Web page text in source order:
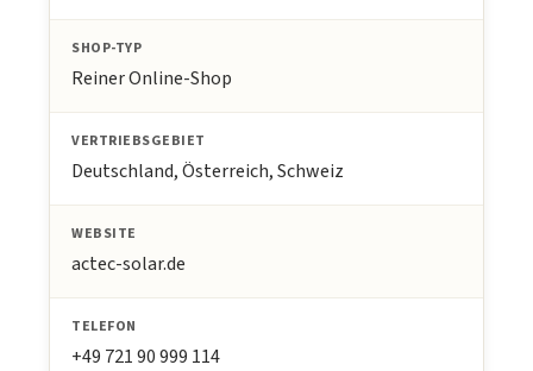
SHOP-TYP
Reiner Online-Shop
VERTRIEBSGEBIET
Deutschland, Österreich, Schweiz
WEBSITE
actec-solar.de
TELEFON
+49 721 90 999 114